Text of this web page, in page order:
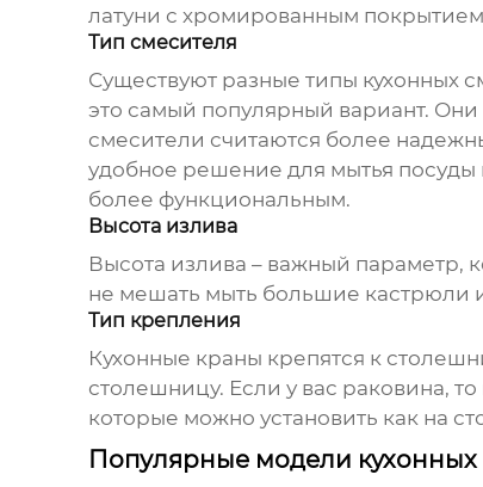
латуни с хромированным
Тип смесителя
Существуют разные типы
это самый популярный вариант.
смесители считаются более
удобное решение для мытья посуды
более функциональным.
Высота излива
Высота излива – важный параметр,
не мешать мыть большие кастрюли
Тип крепления
Кухонные краны крепятся к
столешницу. Если у вас раковина,
которые можно установить как на
Популярные модели кухонных